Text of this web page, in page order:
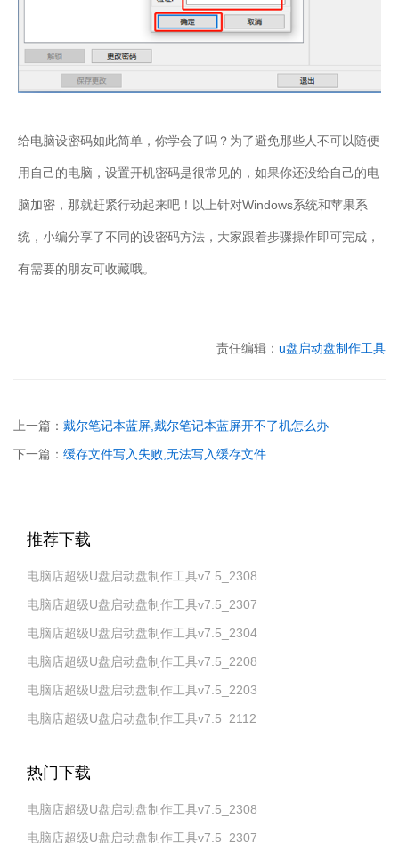
给电脑设密码如此简单，你学会了吗？为了避免那些人不可以随便
用自己的电脑，设置开机密码是很常见的，如果你还没给自己的电
脑加密，那就赶紧行动起来吧！以上针对Windows系统和苹果系
统，小编分享了不同的设密码方法，大家跟着步骤操作即可完成，
有需要的朋友可收藏哦。
责任编辑： u盘启动盘制作工具
上一篇： 戴尔笔记本蓝屏,戴尔笔记本蓝屏开不了机怎么办
下一篇： 缓存文件写入失败,无法写入缓存文件
推荐下载
电脑店超级U盘启动盘制作工具v7.5_2308
电脑店超级U盘启动盘制作工具v7.5_2307
电脑店超级U盘启动盘制作工具v7.5_2304
电脑店超级U盘启动盘制作工具v7.5_2208
电脑店超级U盘启动盘制作工具v7.5_2203
电脑店超级U盘启动盘制作工具v7.5_2112
热门下载
电脑店超级U盘启动盘制作工具v7.5_2308
电脑店超级U盘启动盘制作工具v7.5_2307